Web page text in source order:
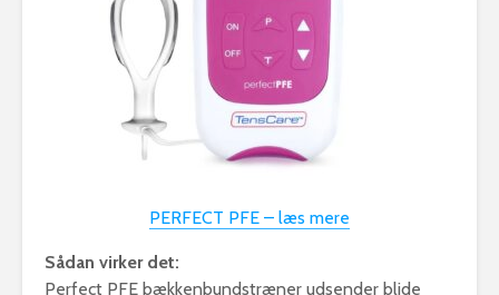
PERFECT PFE – læs mere
Sådan virker det:
Perfect PFE bækkenbundstræner udsender blide